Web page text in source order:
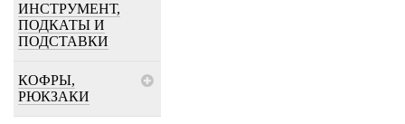
ИНСТРУМЕНТ,
ПОДКАТЫ И
ПОДСТАВКИ
КОФРЫ,
РЮКЗАКИ